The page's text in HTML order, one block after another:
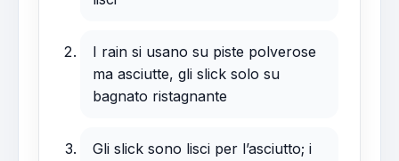
I rain si usano su piste polverose
ma asciutte, gli slick solo su
bagnato ristagnante
Gli slick sono lisci per l’asciutto; i